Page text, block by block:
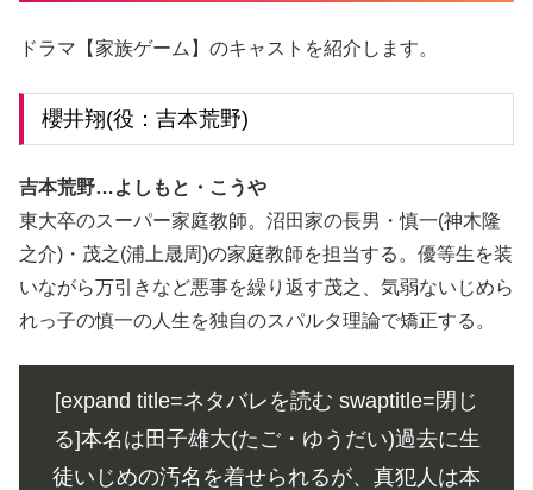
ドラマ【家族ゲーム】のキャストを紹介します。
櫻井翔(役：吉本荒野)
吉本荒野…よしもと・こうや
東大卒のスーパー家庭教師。沼田家の長男・慎一(神木隆
之介)・茂之(浦上晟周)の家庭教師を担当する。優等生を装
いながら万引きなど悪事を繰り返す茂之、気弱ないじめら
れっ子の慎一の人生を独自のスパルタ理論で矯正する。
[expand title=ネタバレを読む swaptitle=閉じ
る]本名は田子雄大(たご・ゆうだい)過去に生
徒いじめの汚名を着せられるが、真犯人は本